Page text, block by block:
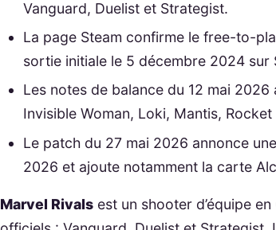
Vanguard, Duelist et Strategist.
La page Steam confirme le free-to-
sortie initiale le 5 décembre 2024 sur
Les notes de balance du 12 mai
Invisible Woman, Loki, Mantis,
Le patch du 27 mai 2026 annonce
2026 et ajoute notamment la carte
Marvel Rivals est un shooter d’équipe